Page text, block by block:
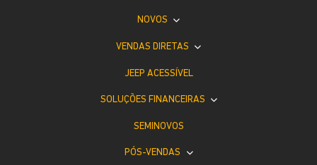
NOVOS
VENDAS DIRETAS
JEEP ACESSÍVEL
SOLUÇÕES FINANCEIRAS
SEMINOVOS
PÓS-VENDAS